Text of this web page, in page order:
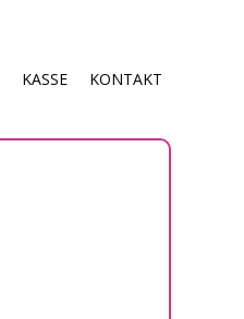
KASSE KONTAKT